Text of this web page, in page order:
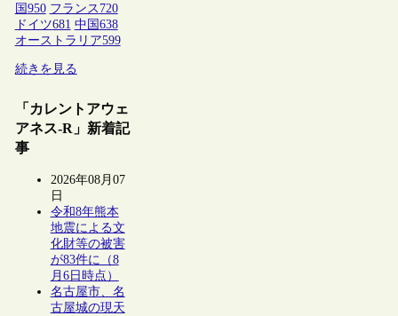
国950 フランス 720
ドイツ681 中国638
オーストラリア599
続きを見る
「カレントアウェ
アネス-R」新着記
事
2026年08月07
日
令和8年熊本
地震による文
化財等の被害
が83件に（8
月6日時点）
名古屋市、名
古屋城の現天